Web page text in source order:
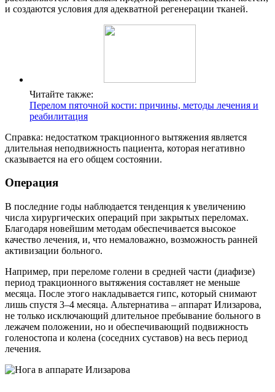
и создаются условия для адекватной регенерации тканей.
Читайте также:
Перелом пяточной кости: причины, методы лечения и
реабилитация
Справка: недостатком тракционного вытяжения является
длительная неподвижность пациента, которая негативно
сказывается на его общем состоянии.
Операция
В последние годы наблюдается тенденция к увеличению
числа хирургических операций при закрытых переломах.
Благодаря новейшим методам обеспечивается высокое
качество лечения, и, что немаловажно, возможность ранней
активизации больного.
Например, при переломе голени в средней части (диафизе)
период тракционного вытяжения составляет не меньше
месяца. После этого накладывается гипс, который снимают
лишь спустя 3–4 месяца. Альтернатива – аппарат Илизарова,
не только исключающий длительное пребывание больного в
лежачем положении, но и обеспечивающий подвижность
голеностопа и колена (соседних суставов) на весь период
лечения.